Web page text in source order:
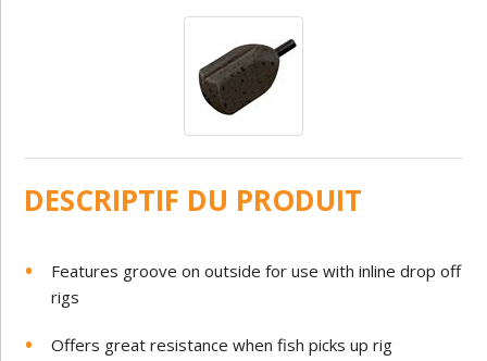
DESCRIPTIF DU PRODUIT
Features groove on outside for use with inline drop off
rigs
Offers great resistance when fish picks up rig